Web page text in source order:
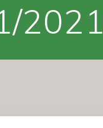
2021